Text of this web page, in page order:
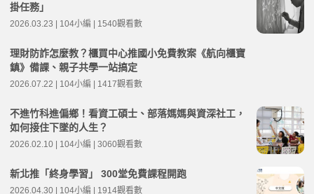
掛任務」
2026.03.23 | 104小編 | 1540觀看數
理財防詐怎麼教？櫃買中心推國小免費教案《航向櫃寶
鎮》備課、親子共學一站搞定
2026.07.22 | 104小編 | 1417觀看數
不進竹科進偏鄉！看資工碩士、部落媽媽與資深社工，
如何接住下墜的人生？
2026.02.10 | 104小編 | 3060觀看數
新北推「終身學習」 300堂免費課程開跑
2026.04.30 | 104小編 | 1914觀看數